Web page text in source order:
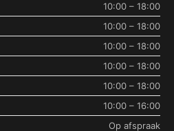
10:00 – 18:00
10:00 – 18:00
10:00 – 18:00
10:00 – 18:00
10:00 – 18:00
10:00 – 16:00
Op afspraak